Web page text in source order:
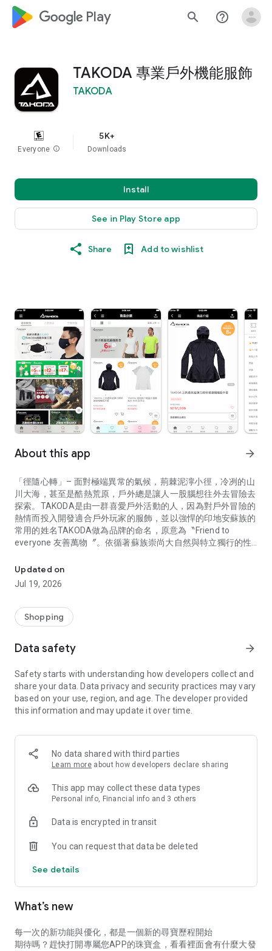
google_logo Play search help_outline
TAKODA 專業戶外機能服飾
TAKODA
Everyone info
5K+
Downloads
Install
See in Play Store app
Share Add to wishlist
About this app arrow_forward
「徑隨心轉」– 面對極端異常的氣候，荊棘泥濘小徑，冷冽的山
川大海，甚至是酷熱荒原，戶外總是讓人一股腦想往外去冒險去
探索。TAKODA是由一群喜愛戶外活動的人，因為對戶外冒險的
熱情而投入開發適合戶外玩家的服飾，並以強悍的印地安蘇族的
常用的姓名TAKODA做為品牌的命名，原意為〝Friend to
everyone 友善萬物〞。依循著蘇族崇尚大自然與特立獨行的性
嚴選來自世界各地著名機能面料與材料供應廠，且材料通過如
OEKOTEX-100、bluesign等環境保護與機能認證，以實際行動
於實際穿著體驗中，讓產品不但環保美觀且兼具機能性。
欲，「徑隨心轉」。
*產品特色*
1.【活動優惠，不錯過】
APP推播，驚喜優惠隨手掌握。
申請專屬會員，享有專屬折扣。
3.【購物簡單，輕鬆購】
4.【專業資訊，立即看】
Facebook 帳號或手機號碼，即可成為尊爵會員。
6.【購物體驗，有保障】
7 天鑑賞期、退/換貨無負擔。
TAKODA 官方網站：https://www.takoda-active.com
TAKODA Instagram：
https://www.instagram.com/takoda_active
Updated on
Jul 19, 2026
Shopping
Data safety arrow_forward
Safety starts with understanding how developers collect and
share your data. Data privacy and security practices may vary
based on your use, region, and age. The developer provided
this information and may update it over time.
No data shared with third parties
Learn more about how developers declare sharing
This app may collect these data types
Personal info, Financial info and 3 others
Data is encrypted in transit
You can request that data be deleted
See details
What’s new
每一次的新功能與優化，都是一個新的尋寶歷程開始
期待嗎？趕快打開專屬您APP的珠寶盒，看看裡面會有什麼大發